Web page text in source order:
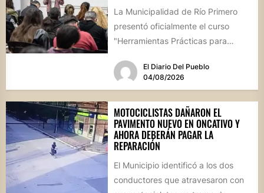
La Municipalidad de Río Primero
presentó oficialmente el curso
"Herramientas Prácticas para
destinada a emprendedores,...
El Diario Del Pueblo
04/08/2026
MOTOCICLISTAS DAÑARON EL
PAVIMENTO NUEVO EN ONCATIVO Y
AHORA DEBERÁN PAGAR LA
REPARACIÓN
El Municipio identificó a los dos
conductores que atravesaron con